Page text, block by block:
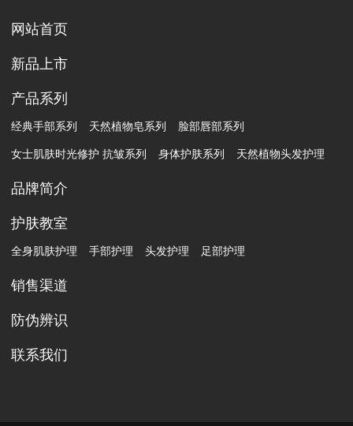
网站首页
新品上市
产品系列
经典手部系列 天然植物皂系列 脸部唇部系列
女士肌肤时光修护 抗皱系列 身体护肤系列 天然植物头发护理
品牌简介
护肤教室
全身肌肤护理 手部护理 头发护理 足部护理
销售渠道
防伪辨识
联系我们